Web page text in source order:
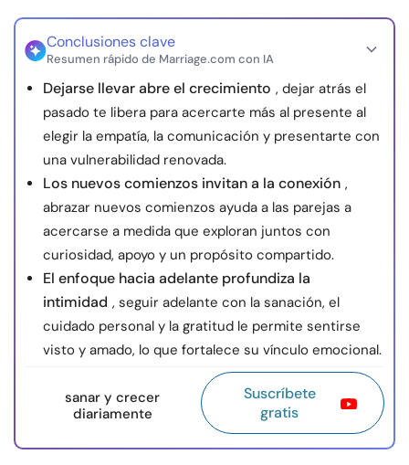
Conclusiones clave
Resumen rápido de Marriage.com con IA
Dejarse llevar abre el crecimiento , dejar atrás el
pasado te libera para acercarte más al presente al
elegir la empatía, la comunicación y presentarte con
una vulnerabilidad renovada.
Los nuevos comienzos invitan a la conexión ,
abrazar nuevos comienzos ayuda a las parejas a
acercarse a medida que exploran juntos con
curiosidad, apoyo y un propósito compartido.
El enfoque hacia adelante profundiza la
intimidad , seguir adelante con la sanación, el
cuidado personal y la gratitud le permite sentirse
visto y amado, lo que fortalece su vínculo emocional.
sanar y crecer
diariamente
Suscríbete
gratis